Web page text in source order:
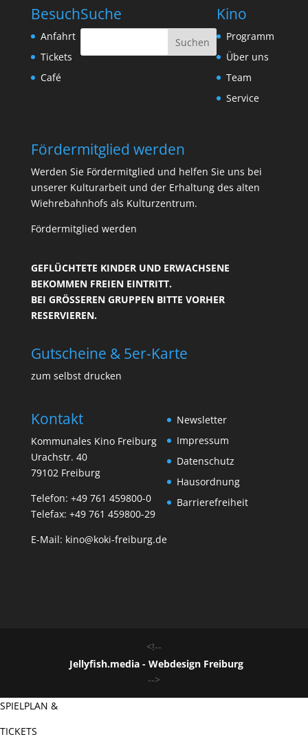
Besuch
Anfahrt
Tickets
Café
Suche Kino
Programm
Über uns
Team
Service
Fördermitglied werden
Werden Sie Fördermitglied und helfen Sie uns bei
unserer Kulturarbeit und der Erhaltung des alten
Wiehrebahnhofs als Kulturzentrum.
Fördermitglied werden
GEFLÜCHTETE KINDER UND ERWACHSENE
BEKOMMEN FREIEN EINTRITT.
BEI GRÖSSEREN GRUPPEN BITTE VORHER R
ESERVIEREN.
Gutscheine & 5er-Karte
zum selbst drucken
Kontakt
Kommunales Kino Freiburg
Urachstr. 40
79102 Freiburg
Telefon: +49 761 459800-0
Telefax: +49 761 459800-29
E-Mail: kino@koki-freiburg.de
Newsletter
Impressum
Datenschutz
Hausordnung
Barrierefreiheit
<!--
Jellyfish.media - Webdesign Freiburg
-->
SPIELPLAN &
TICKETS